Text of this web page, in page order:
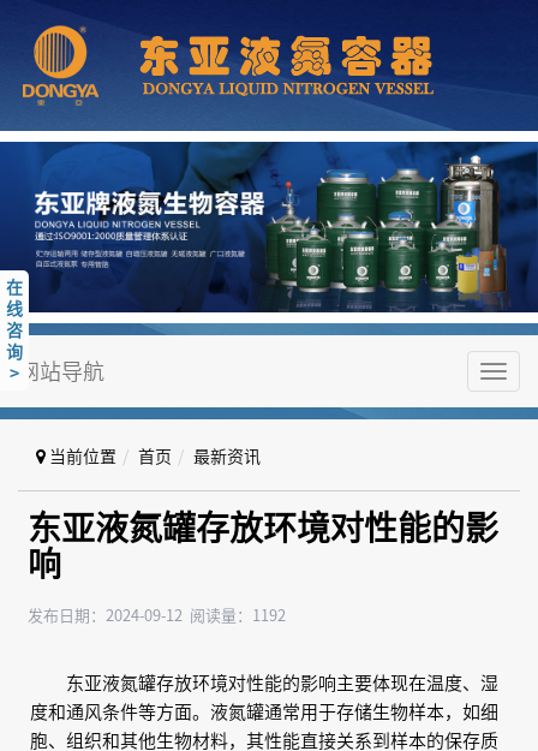
网站导航
当前位置 首页 最新资讯
东亚液氮罐存放环境对性能的影
响
发布日期：2024-09-12 阅读量：1192
东亚液氮罐存放环境对性能的影响主要体现在温度、湿
度和通风条件等方面。液氮罐通常用于存储生物样本，如细
胞、组织和其他生物材料，其性能直接关系到样本的保存质
在
线
咨
询
>